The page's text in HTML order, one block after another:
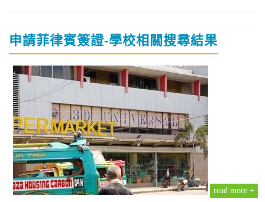
申請菲律賓簽證-學校相關搜尋結果
read more +